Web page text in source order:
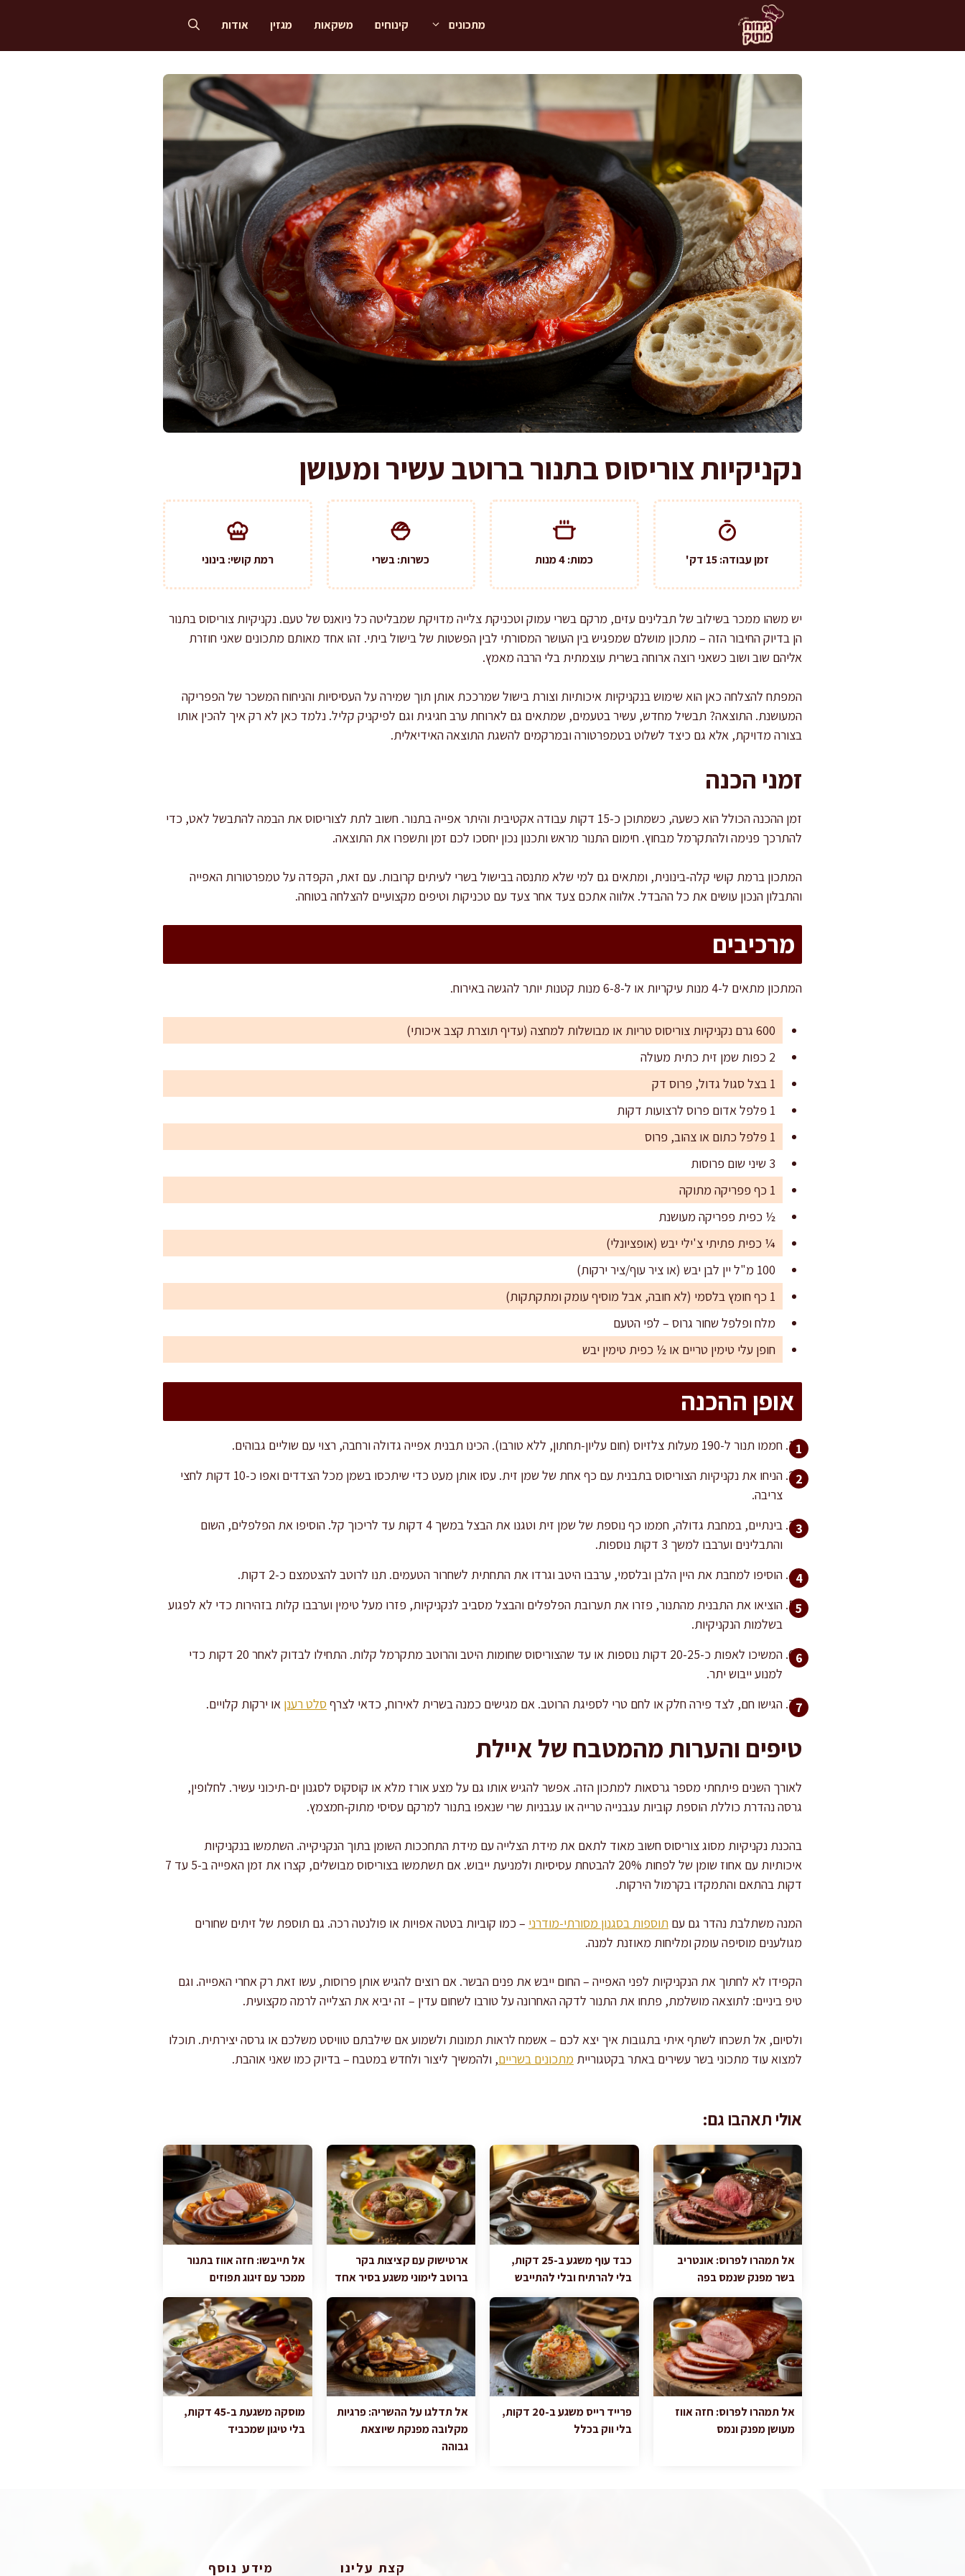
מתכונים קינוחים משקאות מגזין אודות
נקניקיות צוריסוס בתנור ברוטב עשיר ומעושן
זמן עבודה: 15 דק' כמות: 4 מנות כשרות: בשרי רמת קושי: בינוני
יש משהו ממכר בשילוב של תבלינים עזים, מרקם בשרי עמוק וטכניקת צלייה מדויקת שמבליטה כל ניואנס של טעם. נקניקיות צוריסוס בתנור
הן בדיוק החיבור הזה – מתכון מושלם שמפגיש בין העושר המסורתי לבין הפשטות של בישול ביתי. זהו אחד מאותם מתכונים שאני חוזרת
אליהם שוב ושוב כשאני רוצה ארוחה בשרית עוצמתית בלי הרבה מאמץ.
המפתח להצלחה כאן הוא שימוש בנקניקיות איכותיות וצורת בישול שמרככת אותן תוך שמירה על העסיסיות והניחוח המשכר של הפפריקה
המעושנת. התוצאה? תבשיל מחדש, עשיר בטעמים, שמתאים גם לארוחת ערב חגיגית וגם לפיקניק קליל. נלמד כאן לא רק איך להכין אותו
בצורה מדויקת, אלא גם כיצד לשלוט בטמפרטורה ובמרקמים להשגת התוצאה האידיאלית.
זמני הכנה
זמן ההכנה הכולל הוא כשעה, כשמתוכן כ-15 דקות עבודה אקטיבית והיתר אפייה בתנור. חשוב לתת לצוריסוס את הבמה להתבשל לאט, כדי
להתרכך פנימה ולהתקרמל מבחוץ. חימום התנור מראש ותכנון נכון יחסכו לכם זמן ותשפרו את התוצאה.
המתכון ברמת קושי קלה-בינונית, ומתאים גם למי שלא מתנסה בבישול בשרי לעיתים קרובות. עם זאת, הקפדה על טמפרטורות האפייה
והתבלון הנכון עושים את כל ההבדל. אלווה אתכם צעד אחר צעד עם טכניקות וטיפים מקצועיים להצלחה בטוחה.
מרכיבים
המתכון מתאים ל-4 מנות עיקריות או ל-6-8 מנות קטנות יותר להגשה באירוח.
600 גרם נקניקיות צוריסוס טריות או מבושלות למחצה (עדיף תוצרת קצב איכותי)
2 כפות שמן זית כתית מעולה
1 בצל סגול גדול, פרוס דק
1 פלפל אדום פרוס לרצועות דקות
1 פלפל כתום או צהוב, פרוס
3 שיני שום פרוסות
1 כף פפריקה מתוקה
½ כפית פפריקה מעושנת
¼ כפית פתיתי צ'ילי יבש (אופציונלי)
100 מ"ל יין לבן יבש (או ציר עוף/ציר ירקות)
1 כף חומץ בלסמי (לא חובה, אבל מוסיף עומק ומתקתקות)
מלח ופלפל שחור גרוס – לפי הטעם
חופן עלי טימין טריים או ½ כפית טימין יבש
אופן ההכנה
חממו תנור ל-190 מעלות צלזיוס (חום עליון-תחתון, ללא טורבו). הכינו תבנית אפייה גדולה ורחבה, רצוי עם שוליים גבוהים.
הניחו את נקניקיות הצוריסוס בתבנית עם כף אחת של שמן זית. עסו אותן מעט כדי שיתכסו בשמן מכל הצדדים ואפו כ-10 דקות לחצי
צריבה.
בינתיים, במחבת גדולה, חממו כף נוספת של שמן זית וטגנו את הבצל במשך 4 דקות עד לריכוך קל. הוסיפו את הפלפלים, השום
והתבלינים וערבבו למשך 3 דקות נוספות.
הוסיפו למחבת את היין הלבן ובלסמי, ערבבו היטב וגרדו את התחתית לשחרור הטעמים. תנו לרוטב להצטמצם כ-2 דקות.
הוציאו את התבנית מהתנור, פזרו את תערובת הפלפלים והבצל מסביב לנקניקיות, פזרו מעל טימין וערבבו קלות בזהירות כדי לא לפגוע
בשלמות הנקניקיות.
המשיכו לאפות כ-20-25 דקות נוספות או עד שהצוריסוס שחומות היטב והרוטב מתקרמל קלות. התחילו לבדוק לאחר 20 דקות כדי
למנוע ייבוש יתר.
הגישו חם, לצד פירה חלק או לחם טרי לספיגת הרוטב. אם מגישים כמנה בשרית לאירוח, כדאי לצרף סלט רענן או ירקות קלויים.
טיפים והערות מהמטבח של איילת
לאורך השנים פיתחתי מספר גרסאות למתכון הזה. אפשר להגיש אותו גם על מצע אורז מלא או קוסקוס לסגנון ים-תיכוני עשיר. לחלופין,
גרסה נהדרת כוללת הוספת קוביות עגבנייה טרייה או עגבניות שרי שנאפו בתנור למרקם עסיסי מתוק-חמצמץ.
בהכנת נקניקיות מסוג צוריסוס חשוב מאוד לתאם את מידת הצלייה עם מידת התחככות השומן בתוך הנקניקייה. השתמשו בנקניקיות
איכותיות עם אחוז שומן של לפחות 20% להבטחת עסיסיות ולמניעת ייבוש. אם תשתמשו בצוריסוס מבושלים, קצרו את זמן האפייה ב-5 עד 7
דקות בהתאם והתמקדו בקרמול הירקות.
המנה משתלבת נהדר גם עם תוספות בסגנון מסורתי-מודרני – כמו קוביות בטטה אפויות או פולנטה רכה. גם תוספת של זיתים שחורים
מגולענים מוסיפה עומק ומליחות מאוזנת למנה.
הקפידו לא לחתוך את הנקניקיות לפני האפייה – החום ייבש את פנים הבשר. אם רוצים להגיש אותן פרוסות, עשו זאת רק אחרי האפייה. וגם
טיפ ביניים: לתוצאה מושלמת, פתחו את התנור לדקה האחרונה על טורבו לשחום עדין – זה יביא את הצלייה לרמה מקצועית.
ולסיום, אל תשכחו לשתף איתי בתגובות איך יצא לכם – אשמח לראות תמונות ולשמוע אם שילבתם טוויסט משלכם או גרסה יצירתית. תוכלו
למצוא עוד מתכוני בשר עשירים באתר בקטגוריית מתכונים בשריים, ולהמשיך ליצור ולחדש במטבח – בדיוק כמו שאני אוהבת.
אולי תאהבו גם:
אל תמהרו לפרוס: אונטריב
בשר מפנק שנמס בפה
כבד עוף משגע ב-25 דקות,
בלי להרתיח ובלי להתייבש
ארטישוק עם קציצות בקר
ברוטב לימוני משגע בסיר אחד
אל תייבשו: חזה אווז בתנור
ממכר עם זיגוג תפוזים
אל תמהרו לפרוס: חזה אווז
מעושן מפנק ונמס
פרייד רייס משגע ב-20 דקות,
בלי ווק בכלל
אל תדלגו על ההשריה: פרגיות
מקלובה מפנקת שיוצאת
גבוהה
מוסקה משגעת ב-45 דקות,
בלי טיגון שמכביד
קצת עלינו מידע נוסף